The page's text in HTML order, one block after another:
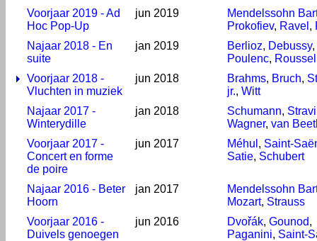
Voorjaar 2019 - Ad
Hoc Pop-Up
jun 2019
Mendelssohn
Prokofiev, Ravel ,
Najaar 2018 - En
suite
jan 2019 Berlioz, Debussy,
Poulenc, Roussel
Voorjaar 2018 -
Vluchten in muziek
jun 2018 Brahms, Bruch,
jr., Witt
Najaar 2017 -
Winterydille
jan 2018 Schumann,
Wagner, van
Voorjaar 2017 -
Concert en forme
de poire
jun 2017 Méhul , Saint-
Satie, Schubert
Najaar 2016 - Beter
Hoorn
jan 2017
Mendelssohn
Mozart, Strauss
Voorjaar 2016 -
Duivels genoegen
jun 2016 Dvořák, Gounod,
Paganini, Saint-